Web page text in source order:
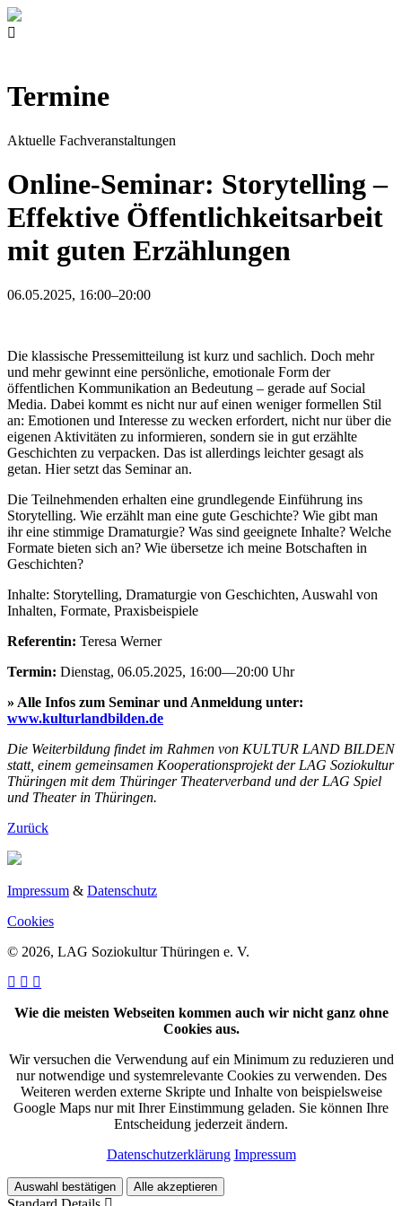
Termine
Aktuelle Fachveranstaltungen
Online-Seminar: Storytelling –
Effektive Öffentlichkeitsarbeit
mit guten Erzählungen
06.05.2025, 16:00–20:00
Die klassische Pressemitteilung ist kurz und sachlich. Doch mehr
und mehr gewinnt eine persönliche, emotionale Form der
öffentlichen Kommunikation an Bedeutung – gerade auf Social
Media. Dabei kommt es nicht nur auf einen weniger formellen Stil
an: Emotionen und Interesse zu wecken erfordert, nicht nur über die
eigenen Aktivitäten zu informieren, sondern sie in gut erzählte
Geschichten zu verpacken. Das ist allerdings leichter gesagt als
getan. Hier setzt das Seminar an.
Die Teilnehmenden erhalten eine grundlegende Einführung ins
Storytelling. Wie erzählt man eine gute Geschichte? Wie gibt man
ihr eine stimmige Dramaturgie? Was sind geeignete Inhalte? Welche
Formate bieten sich an? Wie übersetze ich meine Botschaften in
Geschichten?
Inhalte: Storytelling, Dramaturgie von Geschichten, Auswahl von
Inhalten, Formate, Praxisbeispiele
Referentin: Teresa Werner
Termin: Dienstag, 06.05.2025, 16:00—20:00 Uhr
» Alle Infos zum Seminar und Anmeldung unter:
www.kulturlandbilden.de
Die Weiterbildung findet im Rahmen von KULTUR LAND BILDEN
statt, einem gemeinsamen Kooperationsprojekt der LAG Soziokultur
Thüringen mit dem Thüringer Theaterverband und der LAG Spiel
und Theater in Thüringen.
Zurück
Impressum & Datenschutz
Cookies
© 2026, LAG Soziokultur Thüringen e. V.
Wie die meisten Webseiten kommen auch wir nicht ganz ohne
Cookies aus.
Wir versuchen die Verwendung auf ein Minimum zu reduzieren und
nur notwendige und systemrelevante Cookies zu verwenden. Des
Weiteren werden externe Skripte und Inhalte von beispielsweise
Google Maps nur mit Ihrer Einstimmung geladen. Sie können Ihre
Entscheidung jederzeit ändern.
Datenschutzerklärung Impressum
Auswahl bestätigen Alle akzeptieren